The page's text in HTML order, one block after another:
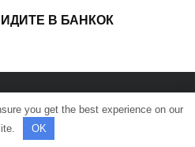
В БАНКОК
запазени.
you get the best experience on our
OK